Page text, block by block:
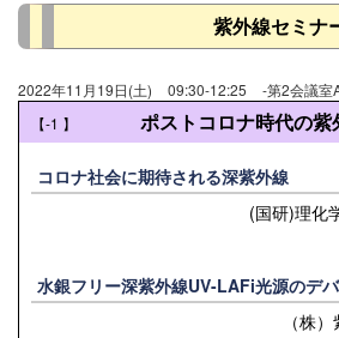
紫外線セミナ
2022年11月19日(土) 09:30-12:25
-第2会議室
【-1 】 ポストコロナ時代の紫
コロナ社会に期待される深紫外線
(国研)理化
水銀フリー深紫外線UV-LAFi光源のデ
（株